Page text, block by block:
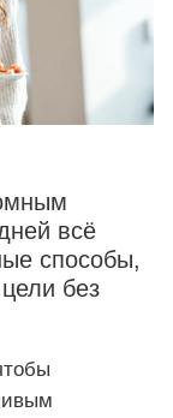
всё
способы,
без